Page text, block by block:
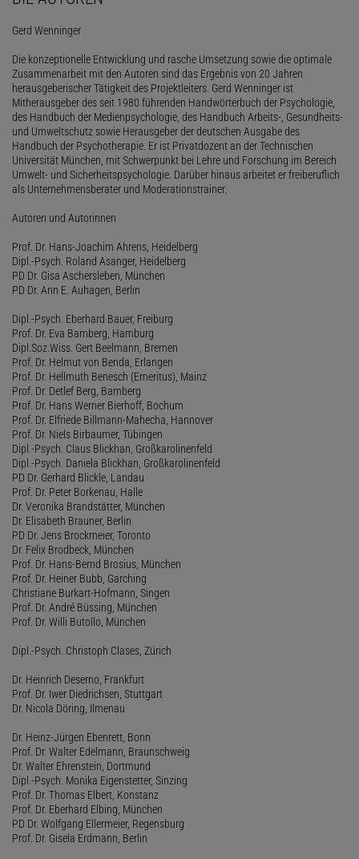
Gerd Wenninger
Die konzeptionelle Entwicklung und rasche Umsetzung sowie die optimale
Zusammenarbeit mit den Autoren sind das Ergebnis von 20 Jahren
herausgeberischer Tätigkeit des Projektleiters. Gerd Wenninger ist
Mitherausgeber des seit 1980 führenden Handwörterbuch der Psychologie,
des Handbuch der Medienpsychologie, des Handbuch Arbeits-, Gesundheits-
und Umweltschutz sowie Herausgeber der deutschen Ausgabe des
Handbuch der Psychotherapie. Er ist Privatdozent an der Technischen
Universität München, mit Schwerpunkt bei Lehre und Forschung im Bereich
Umwelt- und Sicherheitspsychologie. Darüber hinaus arbeitet er freiberuflich
als Unternehmensberater und Moderationstrainer.
Autoren und Autorinnen
Prof. Dr. Hans-Joachim Ahrens, Heidelberg
Dipl.-Psych. Roland Asanger, Heidelberg
PD Dr. Gisa Aschersleben, München
PD Dr. Ann E. Auhagen, Berlin
Dipl.-Psych. Eberhard Bauer, Freiburg
Prof. Dr. Eva Bamberg, Hamburg
Dipl.Soz.Wiss. Gert Beelmann, Bremen
Prof. Dr. Helmut von Benda, Erlangen
Prof. Dr. Hellmuth Benesch (Emeritus), Mainz
Prof. Dr. Detlef Berg, Bamberg
Prof. Dr. Hans Werner Bierhoff, Bochum
Prof. Dr. Elfriede Billmann-Mahecha, Hannover
Prof. Dr. Niels Birbaumer, Tübingen
Dipl.-Psych. Claus Blickhan, Großkarolinenfeld
Dipl.-Psych. Daniela Blickhan, Großkarolinenfeld
PD Dr. Gerhard Blickle, Landau
Prof. Dr. Peter Borkenau, Halle
Dr. Veronika Brandstätter, München
Dr. Elisabeth Brauner, Berlin
PD Dr. Jens Brockmeier, Toronto
Dr. Felix Brodbeck, München
Prof. Dr. Hans-Bernd Brosius, München
Prof. Dr. Heiner Bubb, Garching
Christiane Burkart-Hofmann, Singen
Prof. Dr. André Büssing, München
Prof. Dr. Willi Butollo, München
Dipl.-Psych. Christoph Clases, Zürich
Dr. Heinrich Deserno, Frankfurt
Prof. Dr. Iwer Diedrichsen, Stuttgart
Dr. Nicola Döring, Ilmenau
Dr. Heinz-Jürgen Ebenrett, Bonn
Prof. Dr. Walter Edelmann, Braunschweig
Dr. Walter Ehrenstein, Dortmund
Dipl.-Psych. Monika Eigenstetter, Sinzing
Prof. Dr. Thomas Elbert, Konstanz
Prof. Dr. Eberhard Elbing, München
PD Dr. Wolfgang Ellermeier, Regensburg
Prof. Dr. Gisela Erdmann, Berlin